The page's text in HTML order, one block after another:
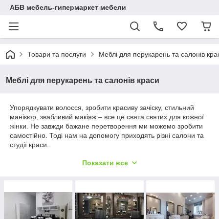
АБВ мебель-гипермаркет мебели
Товари та послуги Меблі для перукарень та салонів
Меблі для перукарень та салонів краси
Упорядкувати волосся, зробити красиву зачіску, стильний
манікюр, звабливий макіяж – все це свята святих для кожної
жінки. Не завжди бажане перетворення ми можемо зробити
самостійно. Тоді нам на допомогу приходять різні салони та
студії краси.
розвивається, удосконалюється, щоб виконувати будь-які
Тому все частіше власники такого бізнесу задаються
питанням, де купити меблі для салону краси і бути
впевненими, що вони не підведуть у найвідповідальніший
Показати все